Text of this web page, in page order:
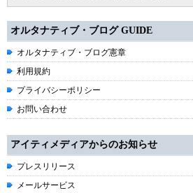
オルタナティブ・ブログ GUIDE
オルタナティブ・ブログ憲章
利用規約
プライバシーポリシー
お問い合わせ
アイティメディアからのお知らせ
プレスリリース
メールサービス